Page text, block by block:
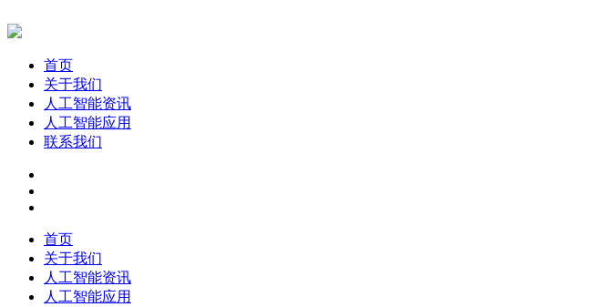
首页
关于我们
人工智能资讯
人工智能应用
联系我们
首页
关于我们
人工智能资讯
人工智能应用